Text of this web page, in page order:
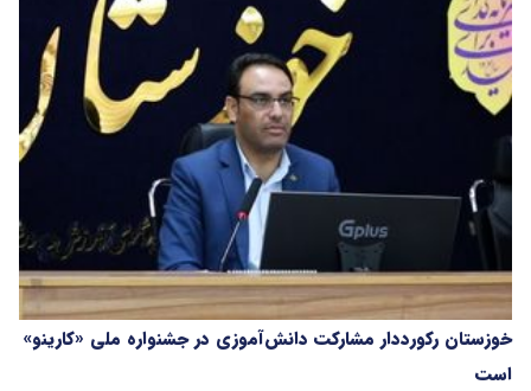
خوزستان رکورددار مشارکت دانش‌آموزی در جشنواره ملی «کارینو»
است